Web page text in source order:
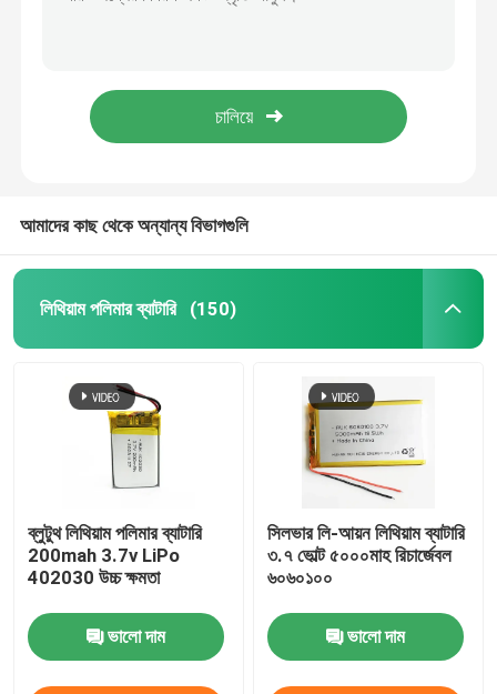
অতি পাতলা লিপো ব্যাটারি
লি-আয়ন ব্যাটারি সেল
LiFePo4 এনার্জি স্টোরেজ ব্যাটারি
সোলার লিথিয়াম আয়ন ব্যাটারি
ব্যাটারি ম্যানেজমেন্ট সিস্টেম
আমাদের কাছ থেকে অন্যান্য বিভাগগুলি
লিথিয়াম পলিমার ব্যাটারি (150)
ব্লুটুথ লিথিয়াম পলিমার ব্যাটারি
200mah 3.7v LiPo
402030 উচ্চ ক্ষমতা
ভালো দাম
সিলভার লি-আয়ন লিথিয়াম ব্যাটারি
৩.৭ ভোল্ট ৫০০০মাহ রিচার্জেবল
৬০৬০১০০
ভালো দাম